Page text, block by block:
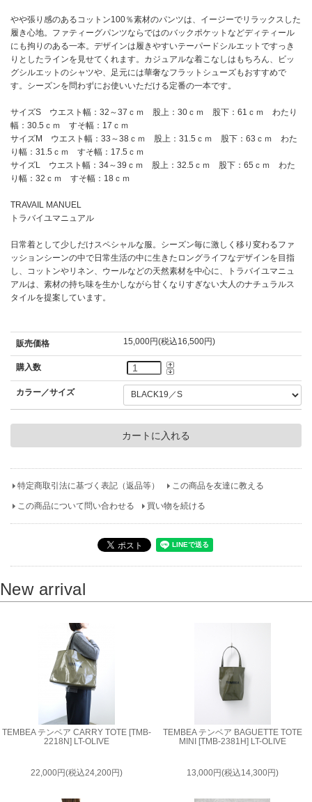
やや張り感のあるコットン100％素材のパンツは、イージーでリラックスした
履き心地。ファティーグパンツならではのバックポケットなどディティール
にも拘りのある一本。デザインは履きやすいテーパードシルエットですっき
りとしたラインを見せてくれます。カジュアルな着こなしはもちろん、ビッ
グシルエットのシャツや、足元には華奢なフラットシューズもおすすめで
す。シーズンを問わずにお使いいただける定番の一本です。
サイズS ウエスト幅：32～37ｃｍ 股上：30ｃｍ 股下：61ｃｍ わたり
幅：30.5ｃｍ すそ幅：17ｃｍ
サイズM ウエスト幅：33～38ｃｍ 股上：31.5ｃｍ 股下：63ｃｍ わた
り幅：31.5ｃｍ すそ幅：17.5ｃｍ
サイズL ウエスト幅：34～39ｃｍ 股上：32.5ｃｍ 股下：65ｃｍ わた
り幅：32ｃｍ すそ幅：18ｃｍ
TRAVAIL MANUEL
トラバイユマニュアル
日常着として少しだけスペシャルな服。シーズン毎に激しく移り変わるファ
ッションシーンの中で日常生活の中に生きたロングライフなデザインを目指
し、コットンやリネン、ウールなどの天然素材を中心に、トラバイユマニュ
アルは、素材の持ち味を生かしながら甘くなりすぎない大人のナチュラルス
タイルを提案しています。
販売価格 15,000円(税込16,500円)
購入数
カラー／サイズ
特定商取引法に基づく表記（返品等） この商品を友達に教える
この商品について問い合わせる 買い物を続ける
New arrival
TEMBEA テンベア CARRY TOTE [TMB-
2218N] LT-OLIVE
22,000円(税込24,200円)
TEMBEA テンベア BAGUETTE TOTE
MINI [TMB-2381H] LT-OLIVE
13,000円(税込14,300円)